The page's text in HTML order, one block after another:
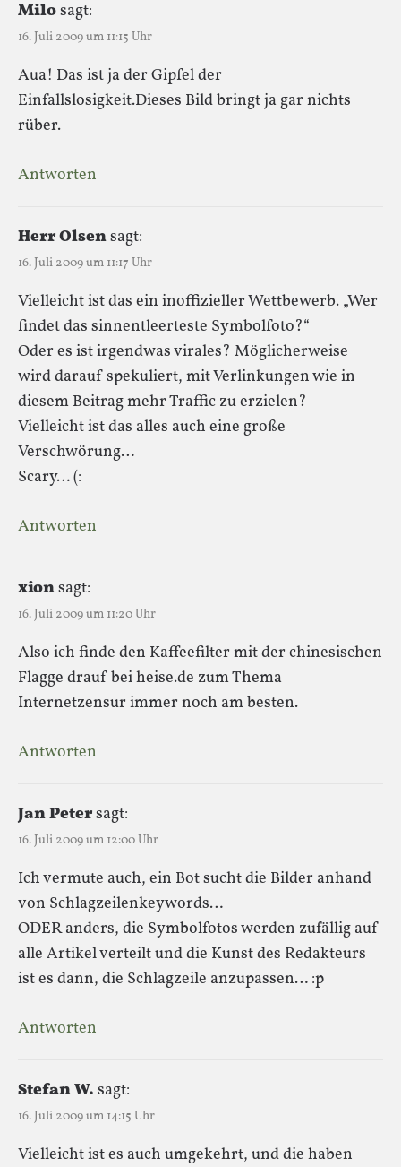
Milosagt:
16. Juli 2009 um 11:15 Uhr
Aua! Das ist ja der Gipfel der
Einfallslosigkeit.Dieses Bild bringt ja gar nichts
rüber.
Antworten
Herr Olsensagt:
16. Juli 2009 um 11:17 Uhr
Vielleicht ist das ein inoffizieller Wettbewerb. „Wer
findet das sinnentleerteste Symbolfoto?“
Oder es ist irgendwas virales? Möglicherweise
wird darauf spekuliert, mit Verlinkungen wie in
diesem Beitrag mehr Traffic zu erzielen?
Vielleicht ist das alles auch eine große
Verschwörung…
Scary… (:
Antworten
xionsagt:
16. Juli 2009 um 11:20 Uhr
Also ich finde den Kaffeefilter mit der chinesischen
Flagge drauf bei heise.de zum Thema
Internetzensur immer noch am besten.
Antworten
Jan Petersagt:
16. Juli 2009 um 12:00 Uhr
Ich vermute auch, ein Bot sucht die Bilder anhand
von Schlagzeilenkeywords…
ODER anders, die Symbolfotos werden zufällig auf
alle Artikel verteilt und die Kunst des Redakteurs
ist es dann, die Schlagzeile anzupassen… :p
Antworten
Stefan W. sagt:
16. Juli 2009 um 14:15 Uhr
Vielleicht ist es auch umgekehrt, und die haben